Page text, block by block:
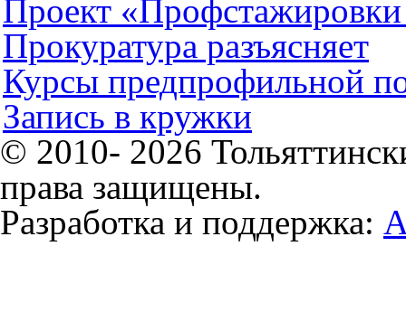
Проект
Прокуратура разъясняет
Курсы предпрофильной
Запись в кружки
© 2010- 2026
права защищены.
Разработка и поддержка: